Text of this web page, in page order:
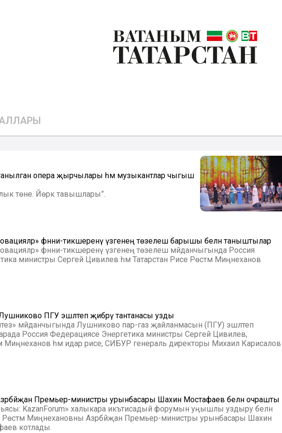
опера җырчылары һәм музыкантлар чыгыш
төне. Йөрәк тавышлары”.
фәнни-тикшеренү үзәгенең төзелеш барышы белән таныштылар
фәнни-тикшеренү үзәгенең төзелеш мәйданчыгында Россия
министры Сергей Цивилев һәм Татарстан Рәисе Рөстәм Миңнеханов
ПГУ эшләтеп җибәрү тантанасы узды
мәйданчыгында Лушниково пар-газ җайланмасын (ПГУ) эшләтеп
Россия Федерациясе Энергетика министры Сергей Цивилев,
Миңнеханов һәм идарә рәисе, СИБУР генераль директоры Михаил Карисалов
Премьер-министры урынбасары Шахин Мостафаев белән очрашты
KazanForum» халыкара икътисадый форумын уңышлы уздыру белән
Рөстәм Миңнехановны Азәрбәйҗан Премьер-министры урынбасары Шахин
котлады.